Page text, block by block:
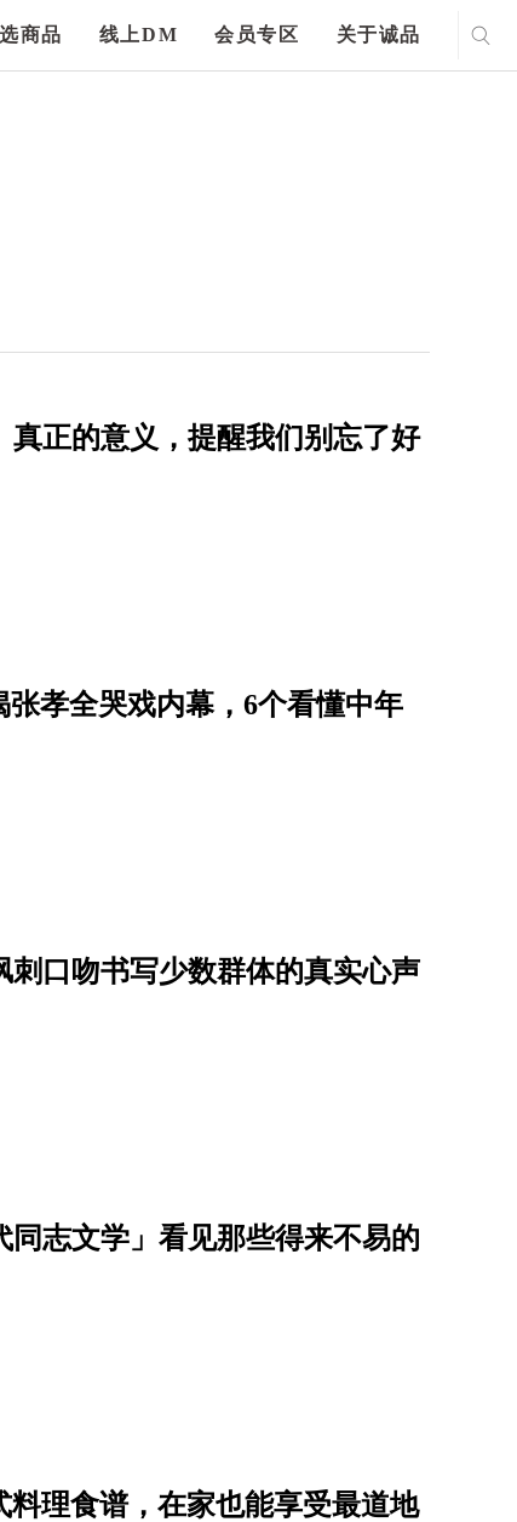
商品 线上DM 会员专区 关于诚品
正的意义，提醒我们别忘了好
孝全哭戏内幕，6个看懂中年
刺口吻书写少数群体的真实心声
同志文学」看见那些得来不易的
理食谱，在家也能享受最道地